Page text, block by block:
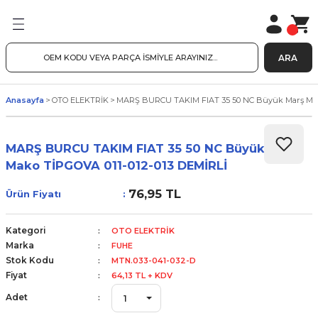
ARA
Anasayfa OTO ELEKTRİK MARŞ BURCU TAKIM FIAT 35 50 NC Büyük Marş
MARŞ BURCU TAKIM FIAT 35 50 NC Büyük Marş
Mako TİPGOVA 011-012-013 DEMİRLİ
Ürün Fiyatı 76,95 TL
Kategori OTO ELEKTRİK
Marka FUHE
Stok Kodu MTN.033-041-032-D
Fiyat 64,13 TL + KDV
Adet